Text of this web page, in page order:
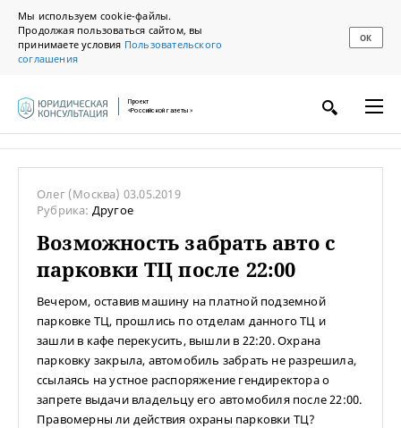
Мы используем cookie-файлы.
Продолжая пользоваться сайтом, вы
принимаете условия Пользовательского
соглашения
ОК
Проект
«Российской газеты»
Олег(Москва) 03.05.2019
Рубрика: Другое
Возможность забрать авто с
парковки ТЦ после 22:00
Вечером, оставив машину на платной подземной
парковке ТЦ, прошлись по отделам данного ТЦ и
зашли в кафе перекусить, вышли в 22:20. Охрана
парковку закрыла, автомобиль забрать не разрешила,
ссылаясь на устное распоряжение гендиректора о
запрете выдачи владельцу его автомобиля после 22:00.
Правомерны ли действия охраны парковки ТЦ?